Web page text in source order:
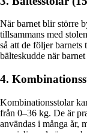
När barnet blir större
tillsammans med
så att de följer
bälteskudde när
4.
Kombinationsstolar
från 0–36 kg. De är
användas i många år,